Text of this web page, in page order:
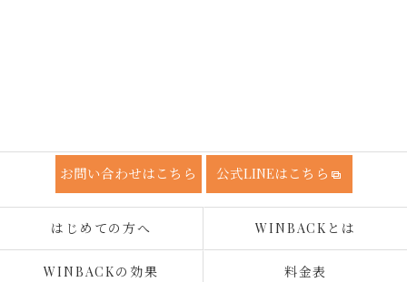
お問い合わせはこちら 公式LINEはこちら
はじめての方へ WINBACKとは
WINBACKの効果 料金表